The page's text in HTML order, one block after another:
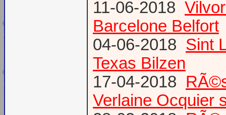
11-06-2018
Barcelone Belfort
04-06-2018 Sint
Texas Bilzen
17-04-2018
Verlaine Ocquier